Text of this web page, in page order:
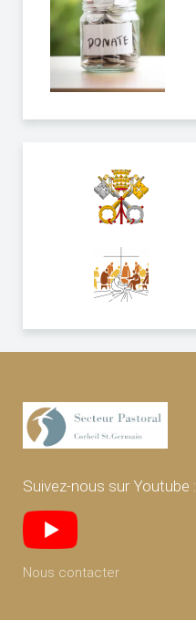
Suivez-nous sur Youtube :
Nous contacter